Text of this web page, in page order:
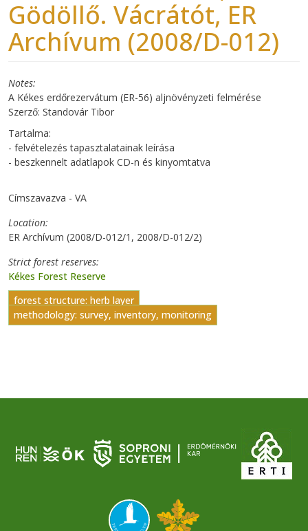
Gödöllő. Vácrátót, ER
Archívum (2008/D-012)
Notes
A Kékes erdőrezervátum (ER-56) aljnövényzeti felmérése
Szerző: Standovár Tibor
Tartalma:
- felvételezés tapasztalatainak leírása
- beszkennelt adatlapok CD-n és kinyomtatva
Címszavazva - VA
Location
ER Archívum (2008/D-012/1, 2008/D-012/2)
Strict forest reserves
Kékes Forest Reserve
forest structure: herb layer
methodology: survey, inventory, monitoring